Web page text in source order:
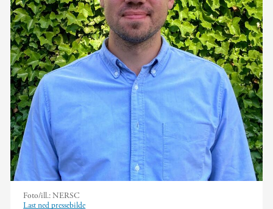
Foto/ill.:NERSC
Last ned pressebilde